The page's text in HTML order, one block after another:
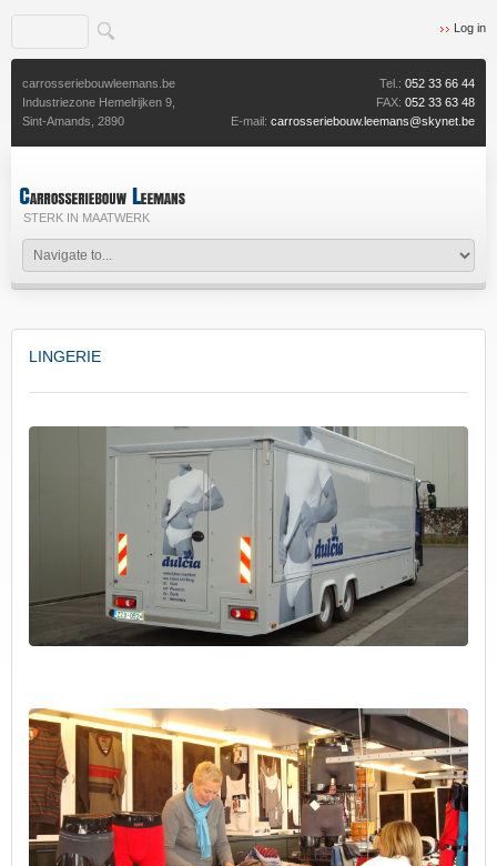
Log in
carrosseriebouwleemans.be
Industriezone Hemelrijken 9,
Sint-Amands, 2890
Tel.: 052 33 66 44
FAX: 052 33 63 48
E-mail: carrosseriebouw.leemans@skynet.be
STERK IN MAATWERK
LINGERIE